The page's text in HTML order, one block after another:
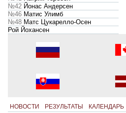
№42 Йонас Андерсен
№46 Матис Улимб
№48 Матс Цукарелло-Осен
Рой Йохансен
НОВОСТИ РЕЗУЛЬТАТЫ КАЛЕНДАРЬ